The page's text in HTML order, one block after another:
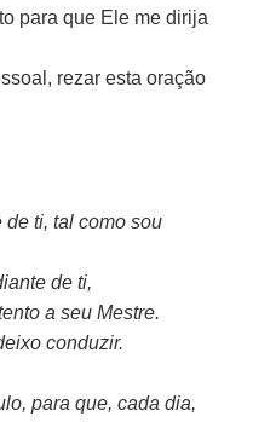
para que Ele me dirija
rezar esta oração
ti, tal como sou
de ti,
a seu Mestre.
conduzir.
para que, cada dia,